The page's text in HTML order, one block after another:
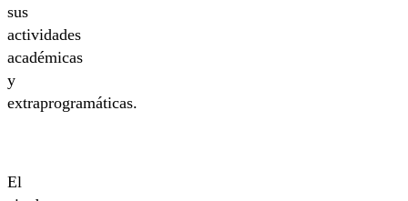
sus
actividades
académicas
y
extraprogramáticas.
El